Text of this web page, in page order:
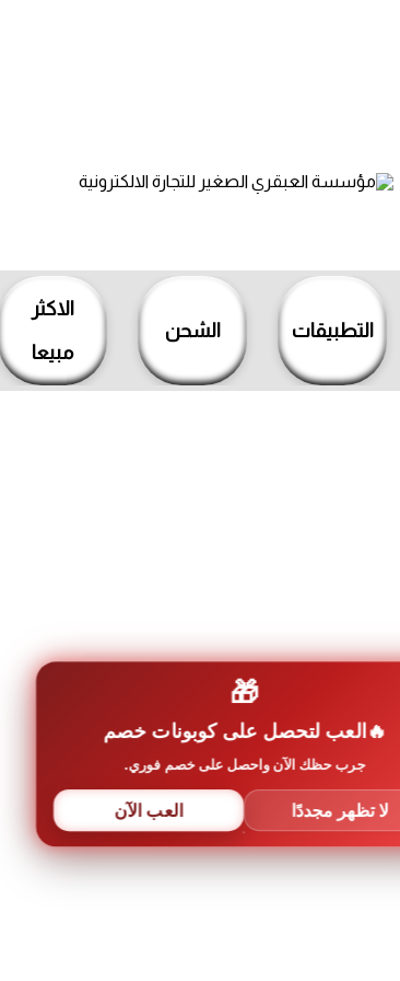
التطبيقات الشحن
الاكثر
مبيعا
🎁
العب لتحصل على كوبونات خصم
جرب حظك الآن واحصل على خصم فوري.
لا تظهر مجددًا العب الآن